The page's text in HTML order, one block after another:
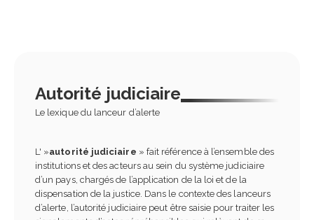
Autorité judiciaire
Le lexique du lanceur d’alerte
L' »autorité judiciaire » fait référence à l’ensemble des
institutions et des acteurs au sein du système judiciaire
d’un pays, chargés de l’application de la loi et de la
dispensation de la justice. Dans le contexte des lanceurs
d’alerte, l’autorité judiciaire peut être saisie pour traiter les